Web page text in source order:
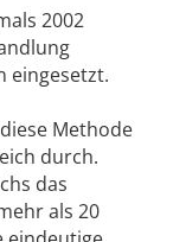
2002
eingesetzt.
Methode
durch.
das
als 20